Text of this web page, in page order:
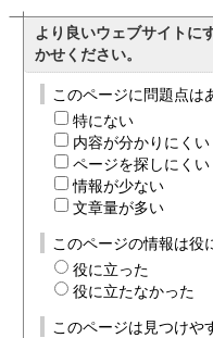
より良いウェブサイトに
かせください。
このページに問題点は
特にない
内容が分かりにくい
ページを探しにくい
情報が少ない
文章量が多い
このページの情報は役
役に立った
役に立たなかった
このページは見つけや